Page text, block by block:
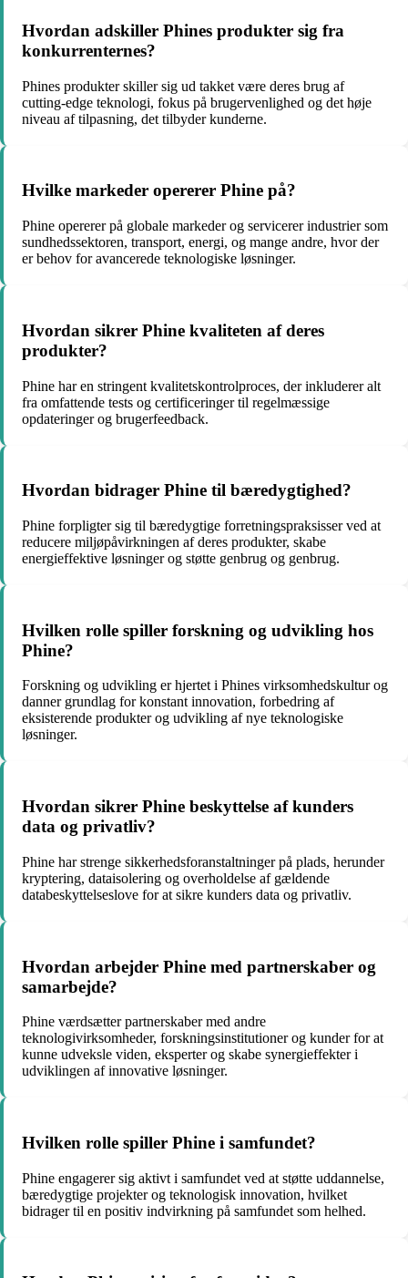
Hvordan adskiller Phines produkter sig fra
konkurrenternes?
Phines produkter skiller sig ud takket være deres brug af
cutting-edge teknologi, fokus på brugervenlighed og det høje
niveau af tilpasning, det tilbyder kunderne.
Hvilke markeder opererer Phine på?
Phine opererer på globale markeder og servicerer industrier som
sundhedssektoren, transport, energi, og mange andre, hvor der
er behov for avancerede teknologiske løsninger.
Hvordan sikrer Phine kvaliteten af deres
produkter?
Phine har en stringent kvalitetskontrolproces, der inkluderer alt
fra omfattende tests og certificeringer til regelmæssige
opdateringer og brugerfeedback.
Hvordan bidrager Phine til bæredygtighed?
Phine forpligter sig til bæredygtige forretningspraksisser ved at
reducere miljøpåvirkningen af deres produkter, skabe
energieffektive løsninger og støtte genbrug og genbrug.
Hvilken rolle spiller forskning og udvikling hos
Phine?
Forskning og udvikling er hjertet i Phines virksomhedskultur og
danner grundlag for konstant innovation, forbedring af
eksisterende produkter og udvikling af nye teknologiske
løsninger.
Hvordan sikrer Phine beskyttelse af kunders
data og privatliv?
Phine har strenge sikkerhedsforanstaltninger på plads, herunder
kryptering, dataisolering og overholdelse af gældende
databeskyttelseslove for at sikre kunders data og privatliv.
Hvordan arbejder Phine med partnerskaber og
samarbejde?
Phine værdsætter partnerskaber med andre
teknologivirksomheder, forskningsinstitutioner og kunder for at
kunne udveksle viden, eksperter og skabe synergieffekter i
udviklingen af innovative løsninger.
Hvilken rolle spiller Phine i samfundet?
Phine engagerer sig aktivt i samfundet ved at støtte uddannelse,
bæredygtige projekter og teknologisk innovation, hvilket
bidrager til en positiv indvirkning på samfundet som helhed.